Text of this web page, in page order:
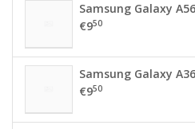
Samsung Galaxy
€950
Samsung Galaxy
€950